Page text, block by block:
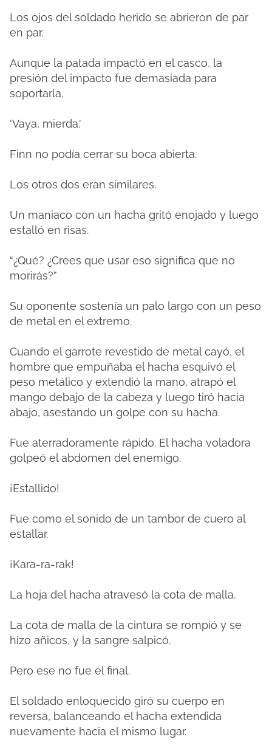
Los ojos del soldado herido se abrieron de par
en par.
Aunque la patada impactó en el casco, la
presión del impacto fue demasiada para
soportarla.
'Vaya, mierda.'
Finn no podía cerrar su boca abierta.
Los otros dos eran similares.
Un maniaco con un hacha gritó enojado y luego
estalló en risas.
“¿Qué? ¿Crees que usar eso significa que no
morirás?”
Su oponente sostenía un palo largo con un peso
de metal en el extremo.
Cuando el garrote revestido de metal cayó, el
hombre que empuñaba el hacha esquivó el
peso metálico y extendió la mano, atrapó el
mango debajo de la cabeza y luego tiró hacia
abajo, asestando un golpe con su hacha.
Fue aterradoramente rápido. El hacha voladora
golpeó el abdomen del enemigo.
¡Estallido!
Fue como el sonido de un tambor de cuero al
estallar.
¡Kara-ra-rak!
La hoja del hacha atravesó la cota de malla.
La cota de malla de la cintura se rompió y se
hizo añicos, y la sangre salpicó.
Pero ese no fue el final.
El soldado enloquecido giró su cuerpo en
reversa, balanceando el hacha extendida
nuevamente hacia el mismo lugar.